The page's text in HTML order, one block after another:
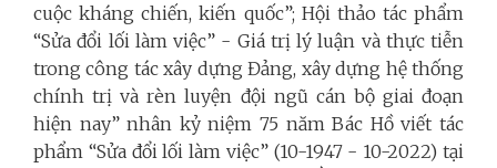
cuộc kháng chiến, kiến quốc”; Hội thảo tác phẩm
“Sửa đổi lối làm việc” - Giá trị lý luận và thực tiễn
trong công tác xây dựng Đảng, xây dựng hệ thống
chính trị và rèn luyện đội ngũ cán bộ giai đoạn
hiện nay” nhân kỷ niệm 75 năm Bác Hồ viết tác
phẩm “Sửa đổi lối làm việc” (10-1947 - 10-2022) tại